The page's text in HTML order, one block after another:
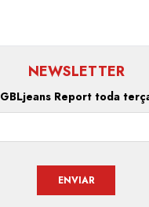
NEWSLETTER
GBLjeans Report toda